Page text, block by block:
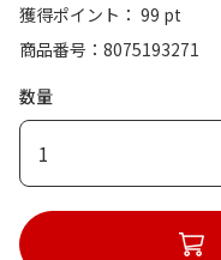
獲得ポイント： 99 pt
商品番号
8075193271
数量
1